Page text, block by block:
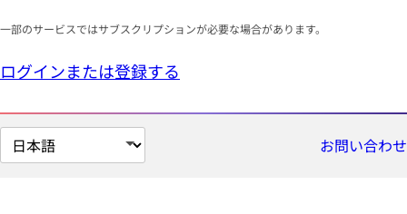
一部のサービスではサブスクリプションが必要な場合があります。
ログインまたは登録する
ペ
ー
お問い合わせ